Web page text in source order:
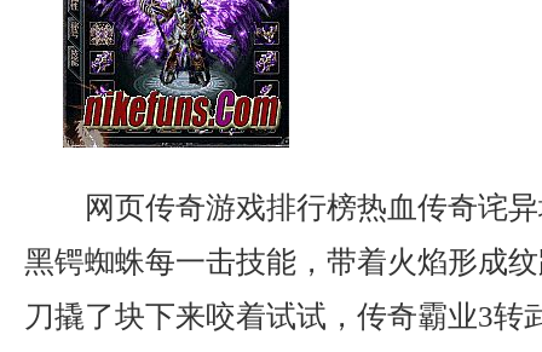
网页传奇游戏排行榜热血传奇诧
黑锷蜘蛛每一击技能，带着火焰形成
刀撬了块下来咬着试试，传奇霸业3转